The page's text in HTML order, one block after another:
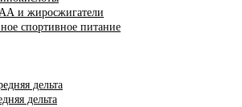
и жиросжигатели
спортивное питание
дельта
дельта